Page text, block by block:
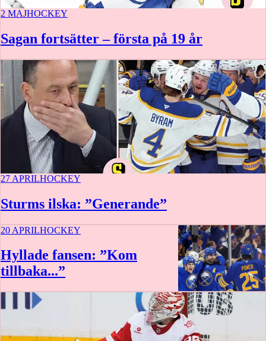
2 MAJHOCKEY
Sagan fortsätter – första på 19 år
27 APRILHOCKEY
Sturms ilska: ”Generande”
20 APRILHOCKEY
Hyllade fansen: ”Kom
tillbaka...”